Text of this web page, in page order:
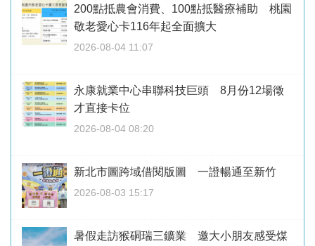
200點抵農會消費、100點抵醫療補助 桃園
敬老愛心卡116年起全面擴大
2026-08-04 11:07
永康就業中心串聯科技巨頭 8月份12場徵
才直接卡位
2026-08-04 08:20
新北市圖跨域借閱版圖 一證暢通至新竹
2026-08-03 15:17
暑假走訪猴硐瑞三鑛業 邀大小朋友感受煤